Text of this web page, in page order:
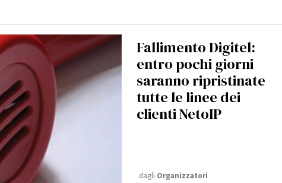
Fallimento Digitel:
entro pochi giorni
saranno ripristinate
tutte le linee dei
clienti NetoIP
dagli Organizzatori